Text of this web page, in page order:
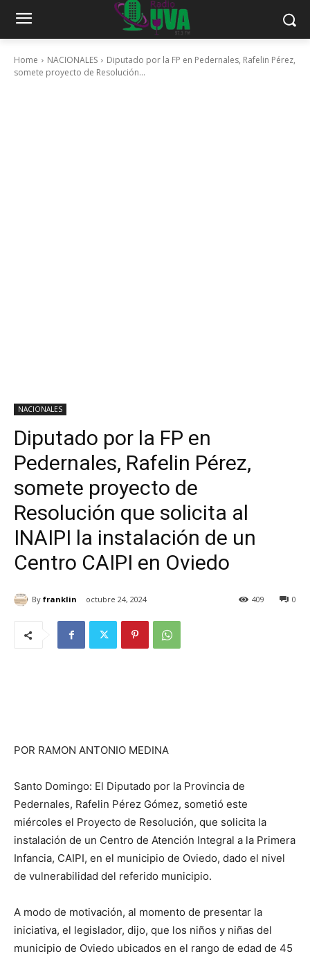
Home NACIONALES
Diputado por la FP en Pedernales, Rafelin Pérez,
somete proyecto de Resolución...
NACIONALES
Diputado por la FP en
Pedernales, Rafelin Pérez,
somete proyecto de
Resolución que solicita al
INAIPI la instalación de un
Centro CAIPI en Oviedo
By franklin octubre 24, 2024 0
409
POR RAMON ANTONIO MEDINA
Santo Domingo: El Diputado por la Provincia de
Pedernales, Rafelin Pérez Gómez, sometió este
miércoles el Proyecto de Resolución, que solicita la
instalación de un Centro de Atención Integral a la Primera
Infancia, CAIPI, en el municipio de Oviedo, dado el nivel
de vulnerabilidad del referido municipio.
A modo de motivación, al momento de presentar la
iniciativa, el legislador, dijo, que los niños y niñas del
municipio de Oviedo ubicados en el rango de edad de 45